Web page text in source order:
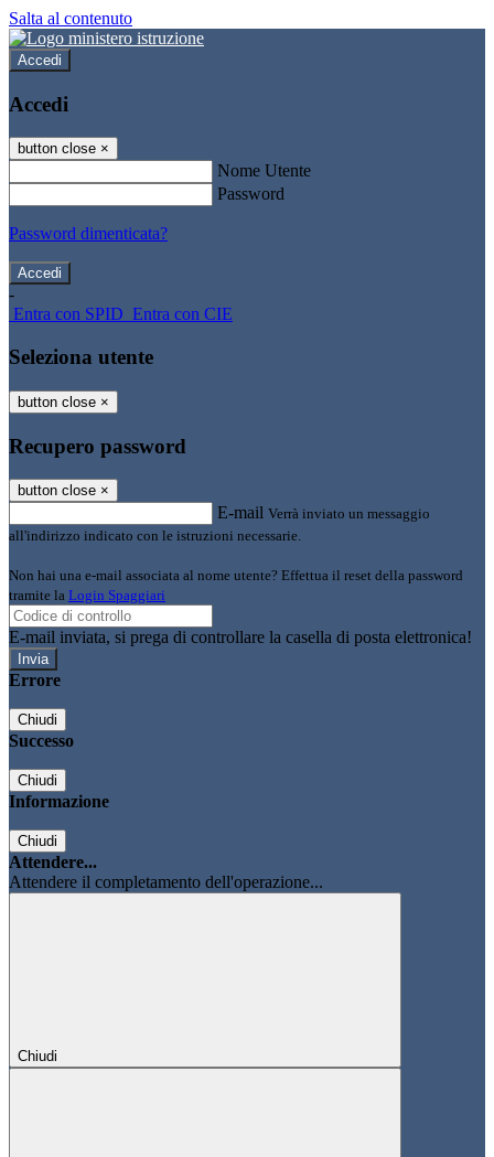
Salta al contenuto
Accedi
Accedi
button close ×
Nome Utente
Password
Password dimenticata?
-
Entra con SPID Entra con CIE
Seleziona utente
button close ×
Recupero password
button close ×
E-mail Verrà inviato un messaggio
all'indirizzo indicato con le istruzioni necessarie.
Non hai una e-mail associata al nome utente? Effettua il reset della password
tramite la Login Spaggiari
E-mail inviata, si prega di controllare la casella di posta elettronica!
Errore
Chiudi
Successo
Chiudi
Informazione
Chiudi
Attendere...
Attendere il completamento dell'operazione...
Chiudi